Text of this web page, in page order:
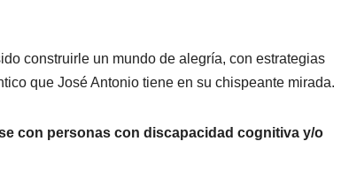
construirle un mundo de alegría, con estrategias
que José Antonio tiene en su chispeante mirada.
con personas con discapacidad cognitiva y/o